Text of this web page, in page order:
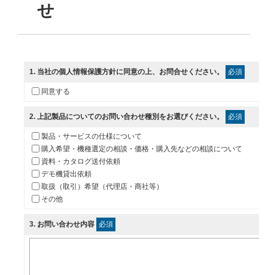
せ
1. 当社の個人情報保護方針に同意の上、お問合せください。 必須
同意する
2. 上記製品についてのお問い合わせ種別をお選びください。 必須
製品・サービスの仕様について
購入希望・機種選定の相談・価格・購入先などの相談について
資料・カタログ送付依頼
デモ機貸出依頼
取扱（取引）希望（代理店・商社等）
その他
3. お問い合わせ内容 必須